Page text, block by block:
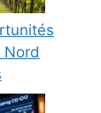
Nord